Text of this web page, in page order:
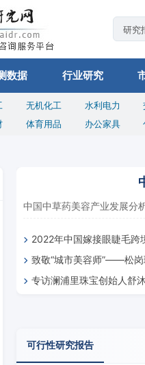
数据 行业研究
无机化工 水利电力
体育用品 办公家具
中国中草药美容产业发展分
2022年中国嫁接眼睫毛跨
致敬“城市美容师”——松
卫工人
专访澜浦里珠宝创始人舒
可行性研究报告